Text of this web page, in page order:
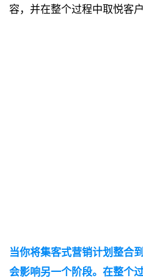
容，并在整个过程中取悦客户
当你将集客式营销计划整合
会影响另一个阶段。在整个